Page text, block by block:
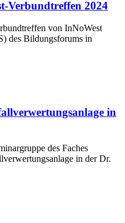
Verbundtreffen 2024
von InNoWest
des Bildungsforums in
in
des Faches
in der Dr.